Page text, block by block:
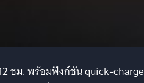
ชม. พร้อมฟังก์ชัน quick-